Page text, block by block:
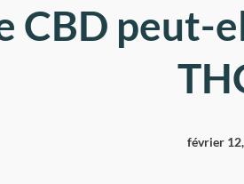
CBD
février